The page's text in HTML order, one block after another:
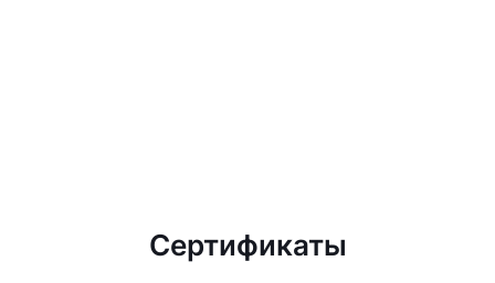
Сертификаты